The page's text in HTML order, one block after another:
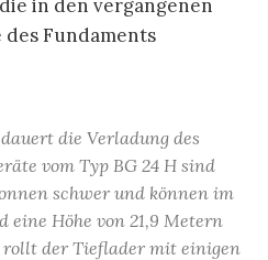
in den vergangenen
Fundaments
die Verladung des
vom Typ BG 24 H sind
schwer und können im
eine Höhe von 21,9 Metern
rollt der Tieflader mit einigen